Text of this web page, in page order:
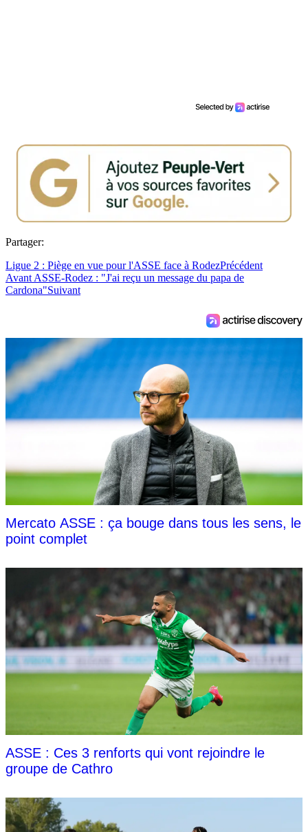
Partager:
Ligue 2 : Piège en vue pour l'ASSE face à RodezPrécédent
Avant ASSE-Rodez : "J'ai reçu un message du papa de
Cardona"Suivant
Mercato ASSE : ça bouge dans tous les sens, le
point complet
ASSE : Ces 3 renforts qui vont rejoindre le
groupe de Cathro